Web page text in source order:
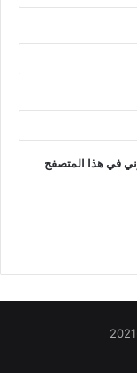
في هذا المتصفح